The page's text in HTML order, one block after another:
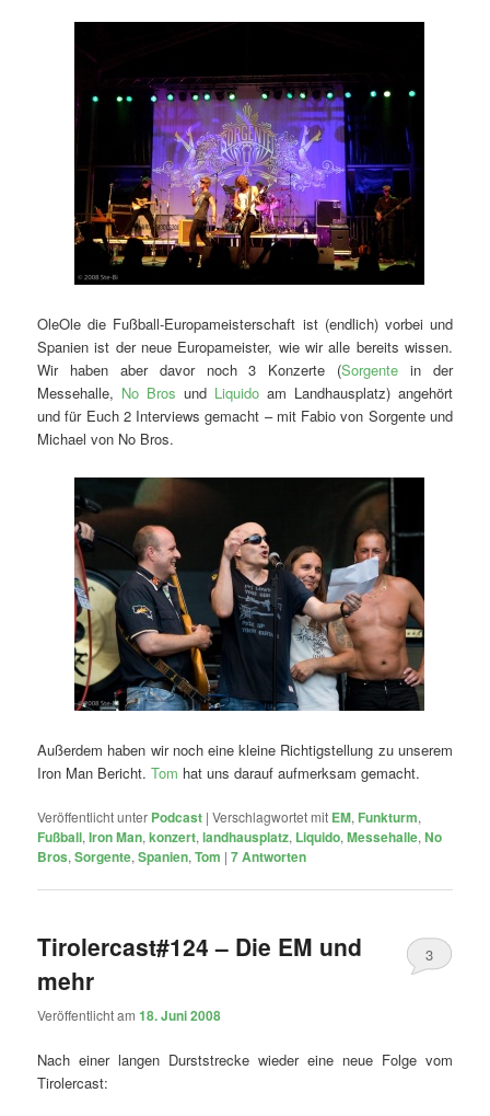
OleOle die Fußball-Europameisterschaft ist (endlich) vorbei und
Spanien ist der neue Europameister, wie wir alle bereits wissen.
Wir haben aber davor noch 3 Konzerte (Sorgente in der
Messehalle, No Bros und Liquido am Landhausplatz) angehört
und für Euch 2 Interviews gemacht – mit Fabio von Sorgente und
Michael von No Bros.
Außerdem haben wir noch eine kleine Richtigstellung zu unserem
Iron Man Bericht.Tom hat uns darauf aufmerksam gemacht.
Veröffentlicht unter Podcast |Verschlagwortet mit EM, Funkturm,
Fußball,Iron Man,konzert,landhausplatz, Liquido,Messehalle,No
Bros,Sorgente,Spanien,Tom |7Antworten
Tirolercast#124 – Die EM und
mehr
Veröffentlicht am18. Juni 2008
3
Nach einer langen Durststrecke wieder eine neue Folge vom
Tirolercast: